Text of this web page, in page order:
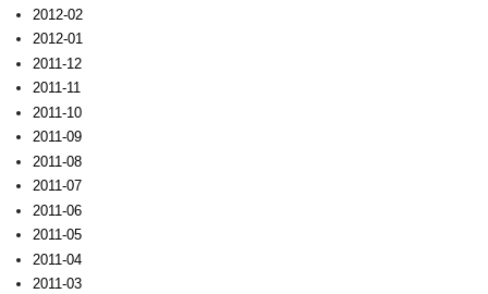
2012-02
2012-01
2011-12
2011-11
2011-10
2011-09
2011-08
2011-07
2011-06
2011-05
2011-04
2011-03